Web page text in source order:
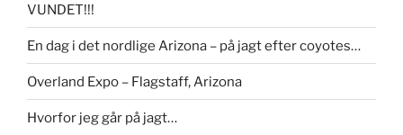
VUNDET!!!
En dag i det nordlige Arizona – på jagt efter coyotes…
Overland Expo – Flagstaff, Arizona
Hvorfor jeg går på jagt…